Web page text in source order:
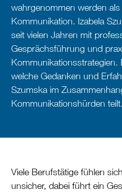
wahrgenommen werden
Kommunikation. Izabela
seit vielen Jahren mit
Gesprächsführung und
Kommunikationsstrategien.
welche Gedanken und
Szumska im
Kommunikationshürden teilt.
Viele Berufstätige fühlen
unsicher, dabei führt ein